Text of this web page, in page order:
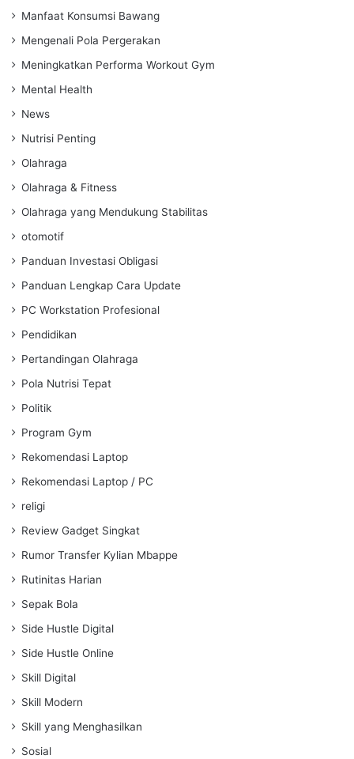
Manfaat Konsumsi Bawang
Mengenali Pola Pergerakan
Meningkatkan Performa Workout Gym
Mental Health
News
Nutrisi Penting
Olahraga
Olahraga & Fitness
Olahraga yang Mendukung Stabilitas
otomotif
Panduan Investasi Obligasi
Panduan Lengkap Cara Update
PC Workstation Profesional
Pendidikan
Pertandingan Olahraga
Pola Nutrisi Tepat
Politik
Program Gym
Rekomendasi Laptop
Rekomendasi Laptop / PC
religi
Review Gadget Singkat
Rumor Transfer Kylian Mbappe
Rutinitas Harian
Sepak Bola
Side Hustle Digital
Side Hustle Online
Skill Digital
Skill Modern
Skill yang Menghasilkan
Sosial